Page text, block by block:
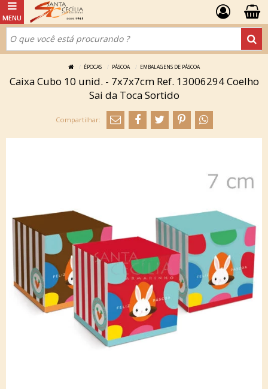
ÉPOCAS PÁSCOA EMBALAGENS DE PÁSCOA
Caixa Cubo 10 unid. - 7x7x7cm Ref. 13006294 Coelho
Sai da Toca Sortido